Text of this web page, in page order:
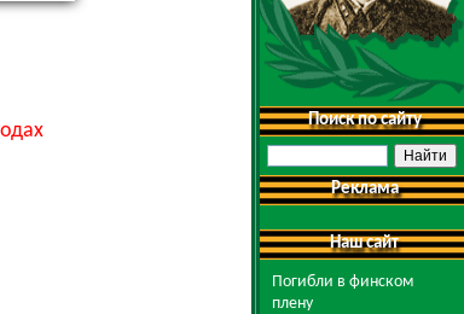
Поиск по сайту
Реклама
Наш сайт
Погибли в финском
плену